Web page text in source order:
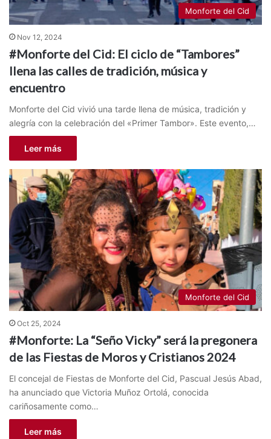
Monforte del Cid
Nov 12, 2024
#Monforte del Cid: El ciclo de “Tambores”
llena las calles de tradición, música y
encuentro
Monforte del Cid vivió una tarde llena de música, tradición y
alegría con la celebración del «Primer Tambor». Este evento,…
Leer más
Monforte del Cid
Oct 25, 2024
#Monforte: La “Seño Vicky” será la pregonera
de las Fiestas de Moros y Cristianos 2024
El concejal de Fiestas de Monforte del Cid, Pascual Jesús Abad,
ha anunciado que Victoria Muñoz Ortolá, conocida
cariñosamente como…
Leer más